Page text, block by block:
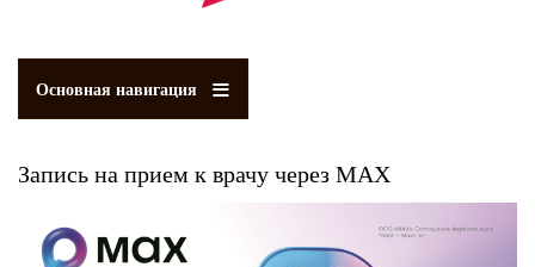
Основная навигация
Запись на прием к врачу через МАХ